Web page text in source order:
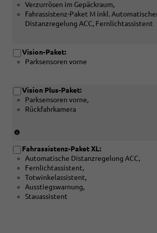
Verzurrösen im Gepäckraum,
Fahrassistenz-Paket M inkl.
Distanzregelung ACC, Fernlichtassistent
Vision-Paket:
Parksensoren vorne
Vision Plus-Paket:
Parksensoren vorne,
Rückfahrkamera
Verbindung
mit
[P22]
Ausstattungspaket
PREMIUM)
Fahrassistenz-Paket XL:
Automatische Distanzregelung ACC,
Fernlichtassistent,
Totwinkelassistent,
Ausstiegswarnung,
Stauassistent